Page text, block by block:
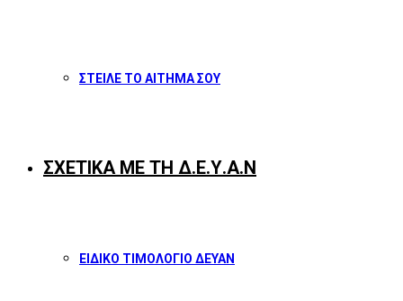
ΣΤΕΙΛΕ ΤΟ ΑΙΤΗΜΑ ΣΟΥ
ΣΧΕΤΙΚΑ ΜΕ ΤΗ Δ.Ε.Υ.Α.Ν
ΕΙΔΙΚΟ ΤΙΜΟΛΟΓΙΟ ΔΕΥΑΝ